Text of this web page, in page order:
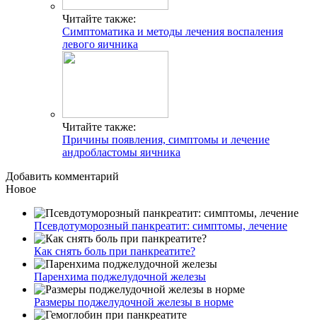
Читайте также:
Симптоматика и методы лечения воспаления
левого яичника
Читайте также:
Причины появления, симптомы и лечение
андробластомы яичника
Добавить комментарий
Новое
Псевдотуморозный панкреатит: симптомы, лечение
Как снять боль при панкреатите?
Паренхима поджелудочной железы
Размеры поджелудочной железы в норме